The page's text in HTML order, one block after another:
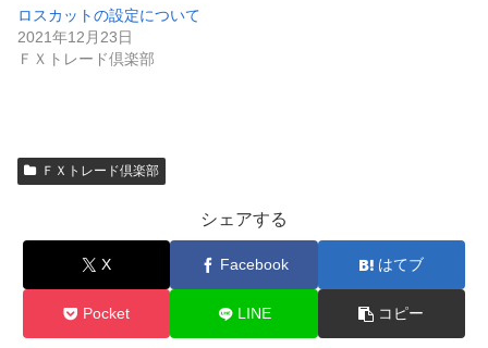
ロスカットの設定について
2021年12月23日
ＦＸトレード倶楽部
ＦＸトレード倶楽部
シェアする
X Facebook はてブ
Pocket LINE コピー